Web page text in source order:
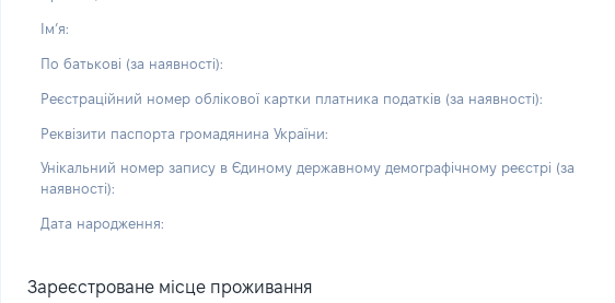
Імʼя:
По батькові (за наявності):
Реєстраційний номер облікової картки платника податків (за наявності):
Реквізити паспорта громадянина України:
Унікальний номер запису в Єдиному державному демографічному реєстрі (за
наявності):
Дата народження:
Зареєстроване місце проживання